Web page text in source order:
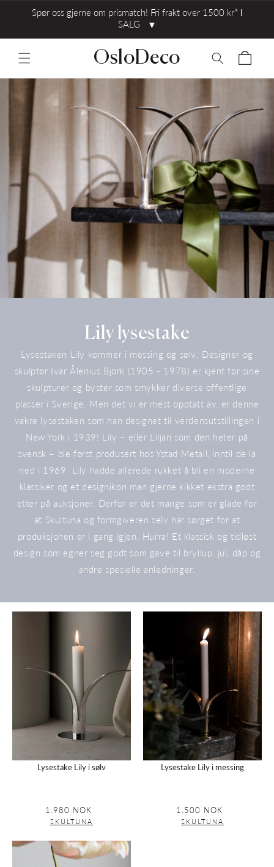
Spør oss gjerne om prismatch! Fri frakt over 1500 kr* ⅼ
SALG
▼
OsloDeco
Samling:
Lily lysestake
Lysestaken Lily kommer i messing og sølv. Designer og
skulptør Ivar Ålenius Björk (1905 - 1978) er kjent for sine
skulpturer og byster som smykker diverse offentlige
plasser i Sverige. Men det vi er mest opptatt av, er denne
vakre lysestaken som han designet til verdensutstillingen i
New York i 1939! Lily – eller Liljan som den heter på
svensk – ble først produsert hos Ystad Metall, inntil de la
ned i 1969. Lily hadde allerede rukket å bli en moderne
klassiker og et designikon man gjerne kikket ekstra godt
etter på auksjoner. Derfor er det mange som er glade for
at Skultuna og formgiveren selv har sørget for at
produksjonen er i gang igjen. Hurra! Et klassisk og tidløst
design som egner seg godt som gave til bryllup, jul, dåp og
andre spesielle anledninger.
Lily
i
Lysestake Lily i sølv
Vanlig
pris
1.980 NOK
SKULTUNA
Lysestake
Lily
i
messing
Lysestake Lily i messing
Vanlig
pris
1.500 NOK
SKULTUNA
Lily
vase